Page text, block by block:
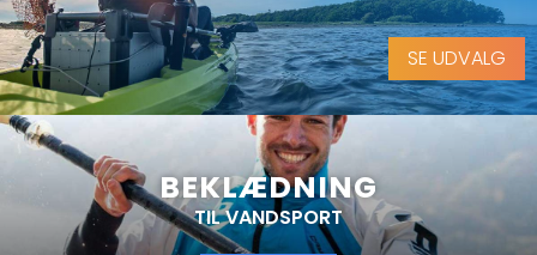
SE UDVALG
BEKLÆDNING
TIL VANDSPORT